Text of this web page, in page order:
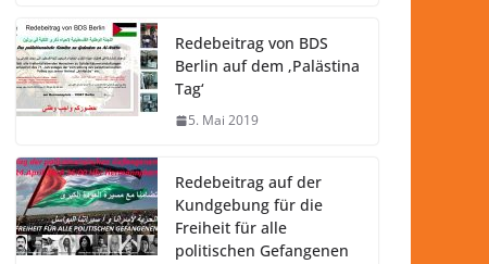
Redebeitrag von BDS
Berlin auf dem ‚Palästina
Tag‘
5. Mai 2019
Redebeitrag auf der
Kundgebung für die
Freiheit für alle
politischen Gefangenen